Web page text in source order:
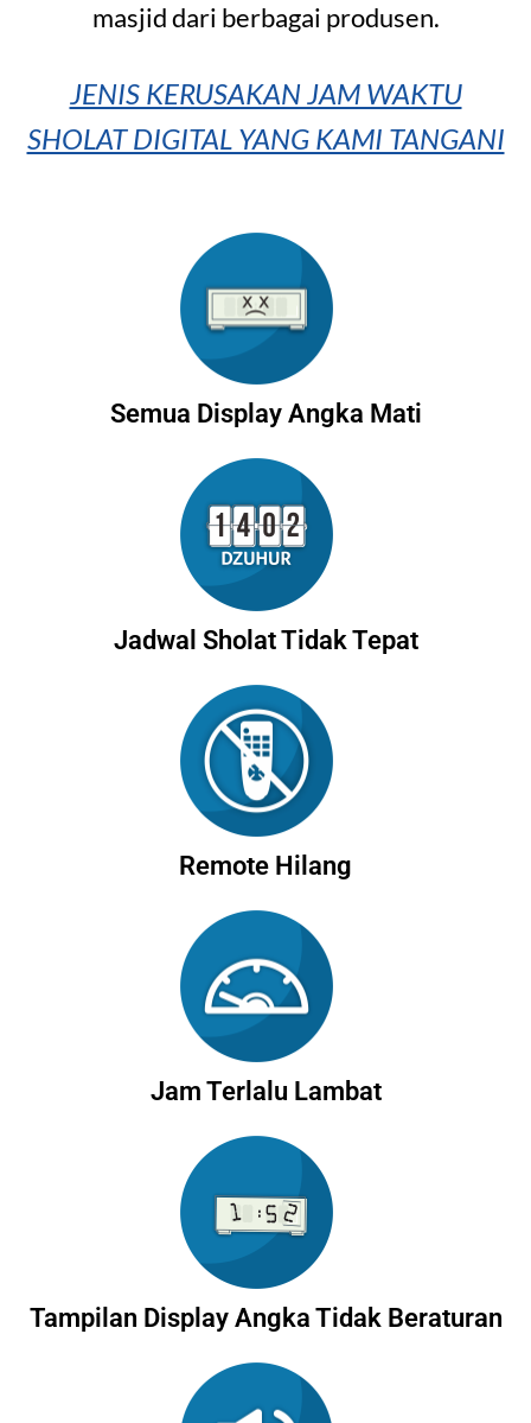
masjid dari berbagai produsen.
JENIS KERUSAKAN JAM WAKTU
SHOLAT DIGITAL YANG KAMI TANGANI
Semua Display Angka Mati
Jadwal Sholat Tidak Tepat
Remote Hilang
Jam Terlalu Lambat
Tampilan Display Angka Tidak Beraturan